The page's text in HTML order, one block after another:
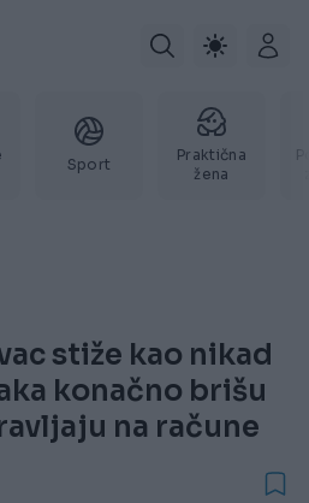
Sport
Praktična
žena
stiže kao nikad
konačno brišu
na račune